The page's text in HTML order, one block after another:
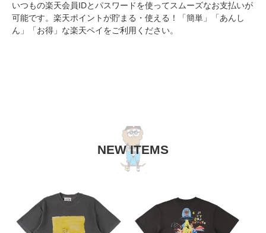
いつもの楽天会員IDとパスワードを使ってスムーズなお支払いが
可能です。楽天ポイントが貯まる・使える！「簡単」「あんし
ん」「お得」な楽天ペイをご利用ください。
NEW ITEMS